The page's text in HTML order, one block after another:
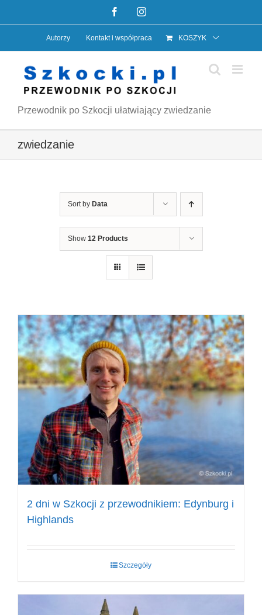
do
FacebookInstagram
Autorzy Kontakt i współpraca KOSZYK
Przewodnik po Szkocji ułatwiający zwiedzanie
zwiedzanie
Sort by Data
Show 12 Products
2 dni w Szkocji z przewodnikiem: Edynburg i
Highlands
Szczegóły